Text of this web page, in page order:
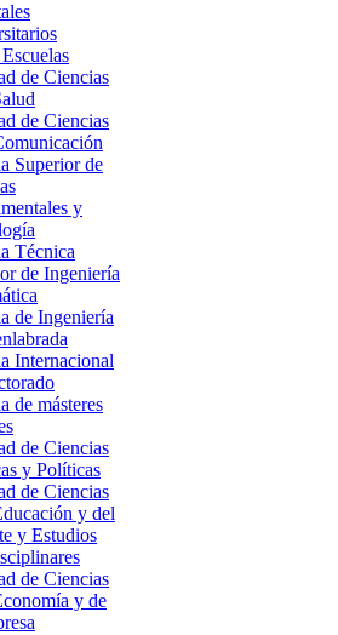
de Ciencias
de Ciencias
Superior de
y
Técnica
de Ingeniería
de Ingeniería
Internacional
de másteres
de Ciencias
y Políticas
de Ciencias
y del
y Estudios
de Ciencias
y de